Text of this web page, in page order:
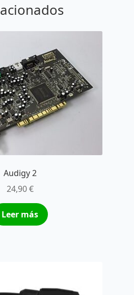
Audigy 2
24,90€
Leer más